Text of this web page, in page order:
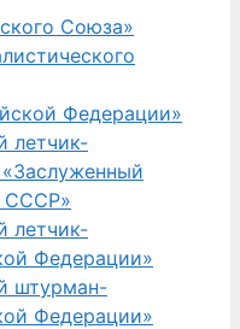
Союза»
Федерации»
летчик-
СССР»
летчик-
Федерации»
штурман-
Федерации»